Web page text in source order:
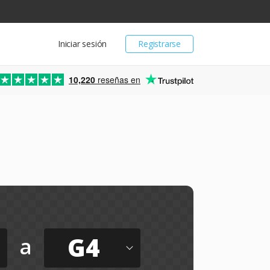
Registrarse
Iniciar sesión
10,220 reseñas en
a G4